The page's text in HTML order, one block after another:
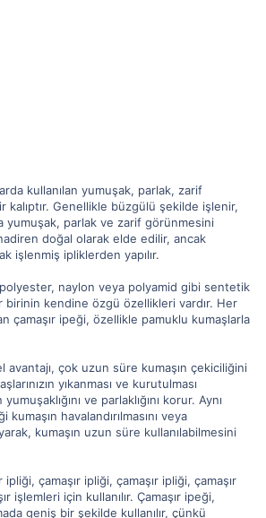
kullanılan yumuşak, parlak, zarif
kalıptır. Genellikle büzgülü şekilde işlenir,
yumuşak, parlak ve zarif görünmesini
doğal olarak elde edilir, ancak
işlenmiş ipliklerden yapılır.
naylon veya polyamid gibi sentetik
kendine özgü özellikleri vardır. Her
çamaşır ipeği, özellikle pamuklu kumaşlarla
avantajı, çok uzun süre kumaşın çekiciliğini
yıkanması ve kurutulması
ve parlaklığını korur. Aynı
kumaşın havalandırılmasını veya
kumaşın uzun süre kullanılabilmesini
ipliği, çamaşır ipliği, çamaşır ipliği, çamaşır
işlemleri için kullanılır. Çamaşır ipeği,
geniş bir şekilde kullanılır, çünkü